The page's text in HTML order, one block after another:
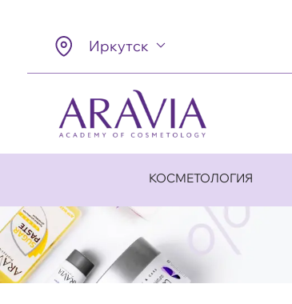
Иркутск
КОСМЕТОЛОГИЯ